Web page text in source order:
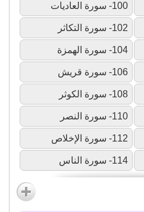
100- سورة العاديات
102- سورة التكاثر
104- سورة الهمزة
106- سورة قريش
108- سورة الكوثر
110- سورة النصر
112- سورة الإخلاص
114- سورة الناس